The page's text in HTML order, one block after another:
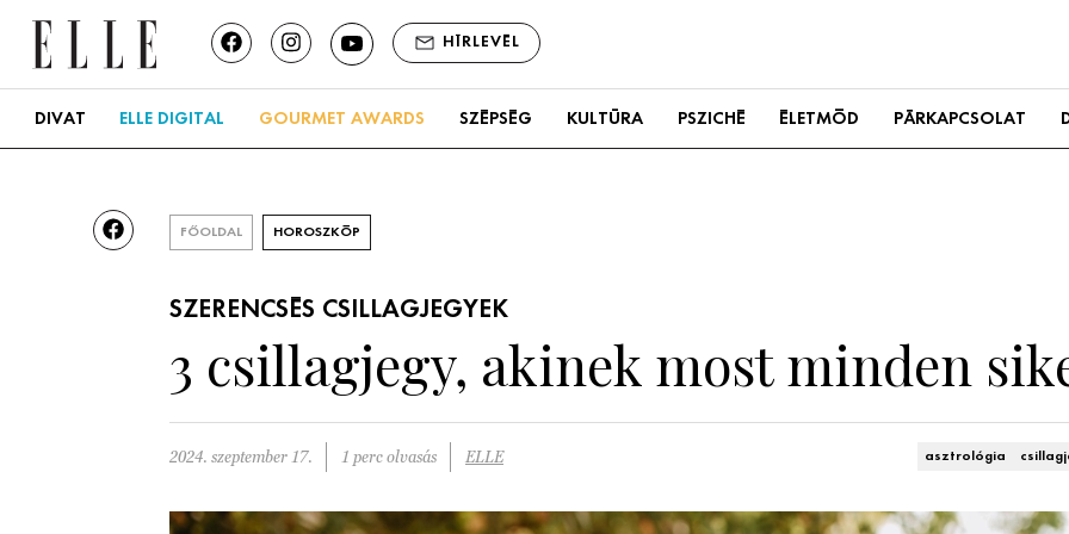
HÍRLEVÉL
DIVAT ELLE DIGITAL GOURMET AWARDS SZÉPSÉG KULTÚRA PSZICHÉ ÉLETMÓD PÁRKAPCSOLAT
FŐOLDAL HOROSZKÓP
SZERENCSÉS CSILLAGJEGYEK
3 csillagjegy, akinek most minden
2024. szeptember 17. 1 perc olvasás ELLE asztrológia